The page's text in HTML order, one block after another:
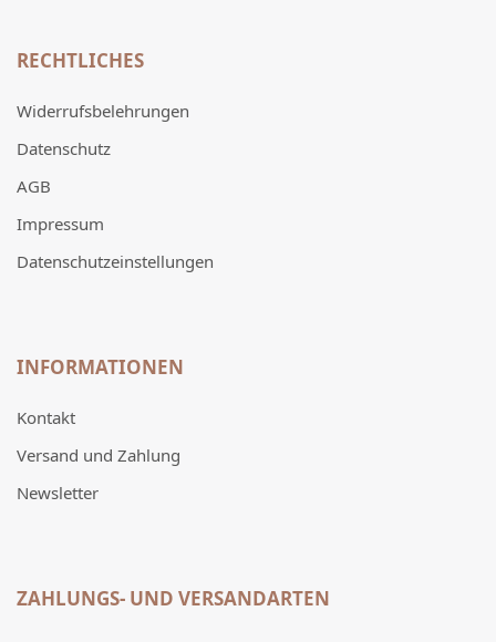
RECHTLICHES
Widerrufsbelehrungen
Datenschutz
AGB
Impressum
Datenschutzeinstellungen
INFORMATIONEN
Kontakt
Versand und Zahlung
Newsletter
ZAHLUNGS- UND VERSANDARTEN